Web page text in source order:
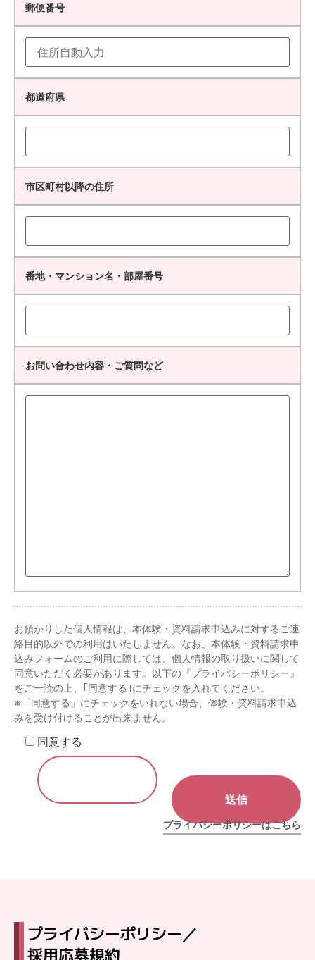
郵便番号
都道府県
市区町村以降の住所
番地・マンション名・部屋番号
お問い合わせ内容・ご質問など
お預かりした個人情報は、本体験・資料請求申込みに対するご連
絡目的以外での利用はいたしません。なお、本体験・資料請求申
込みフォームのご利用に際しては、個人情報の取り扱いに関して
同意いただく必要があります。以下の『プライバシーポリシー』
をご一読の上、｢同意する｣にチェックを入れてください。
※「同意する」にチェックをいれない場合、体験・資料請求申込
みを受け付けることが出来ません。
同意する
このフィールドは空のままにしてください。
プライバシーポリシーはこちら
プライバシーポリシー／
採用応募規約